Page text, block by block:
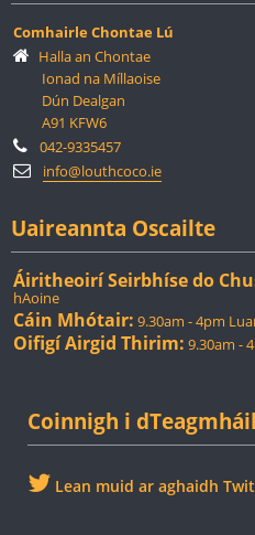
Comhairle Chontae Lú
Halla an Chontae
Ionad na Míllaoise
Dún Dealgan
A91 KFW6
042-9335457
info@louthcoco.ie
Uaireannta Oscailte
Áiritheoirí Seirbhíse do
hAoine
Cáin Mhótair: 9.30am - 4pm
Oifigí Airgid Thirim: 9.30am -
Coinnigh i dTeagmháil
Lean muid ar aghaidh